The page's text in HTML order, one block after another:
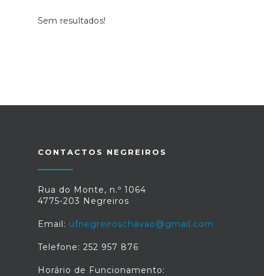
Sem resultados!
CONTACTOS NEGREIROS
Rua do Monte, n.º 1064
4775-203 Negreiros
Email: ufnegreiroschavao@gmail.com
Telefone: 252 957 876
Horário de Funcionamento: